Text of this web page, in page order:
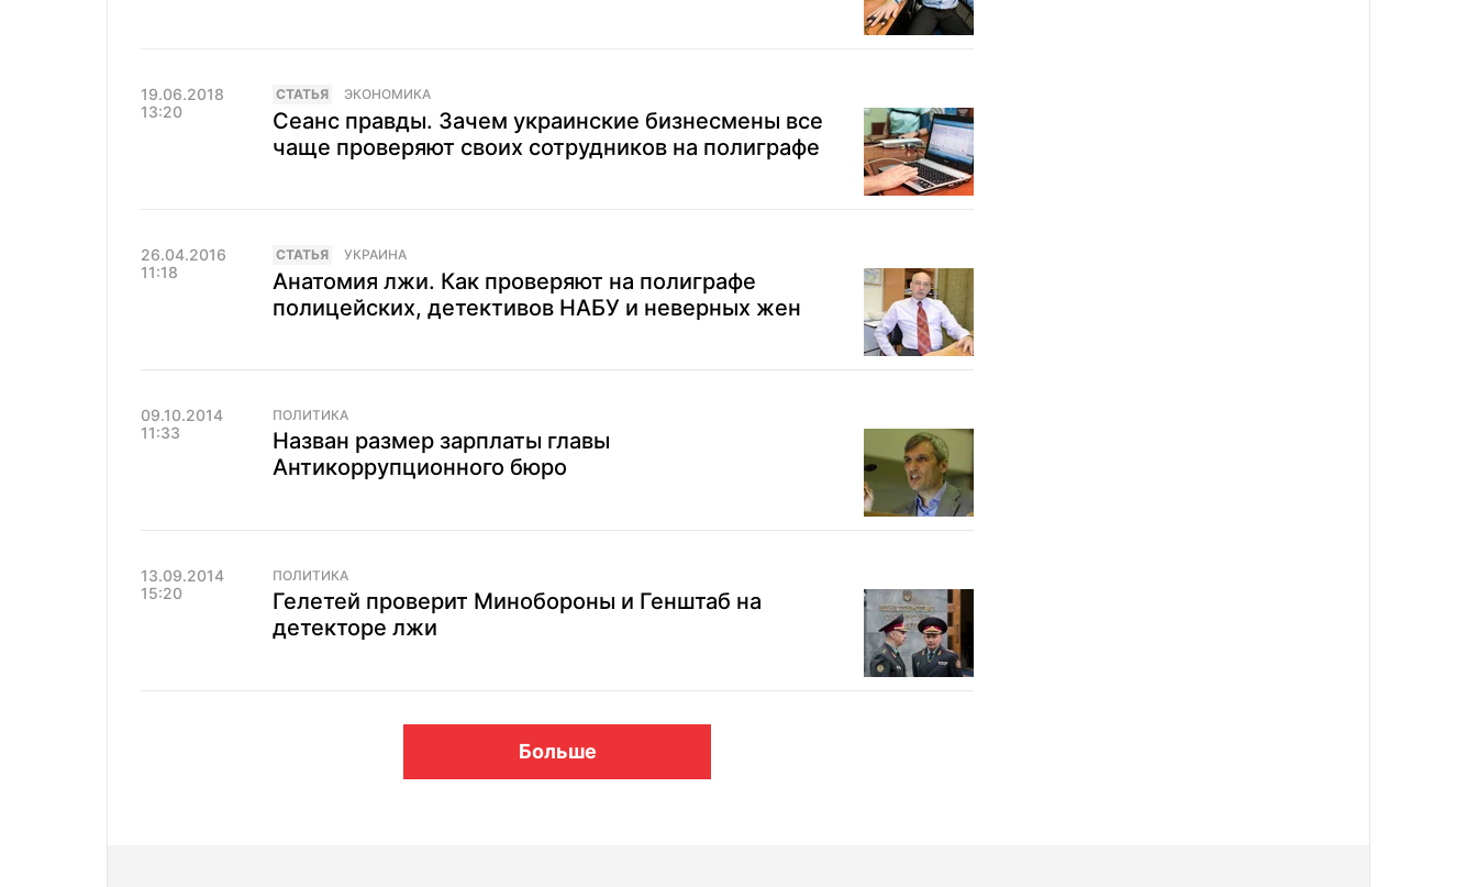
19.06.2018
13:20
CТАТЬЯ ЭКОНОМИКА
Сеанс правды. Зачем украинские бизнесмены все
чаще проверяют своих сотрудников на полиграфе
26.04.2016
11:18
CТАТЬЯ УКРАИНА
Анатомия лжи. Как проверяют на полиграфе
полицейских, детективов НАБУ и неверных жен
09.10.2014
11:33
ПОЛИТИКА
Назван размер зарплаты главы
Антикоррупционного бюро
13.09.2014
15:20
ПОЛИТИКА
Гелетей проверит Минобороны и Генштаб на
детекторе лжи
Больше